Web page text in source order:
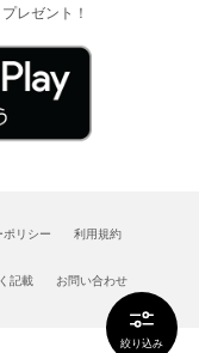
絞り込み
レゼント！
ポリシー 利用規約
記載 お問い合わせ